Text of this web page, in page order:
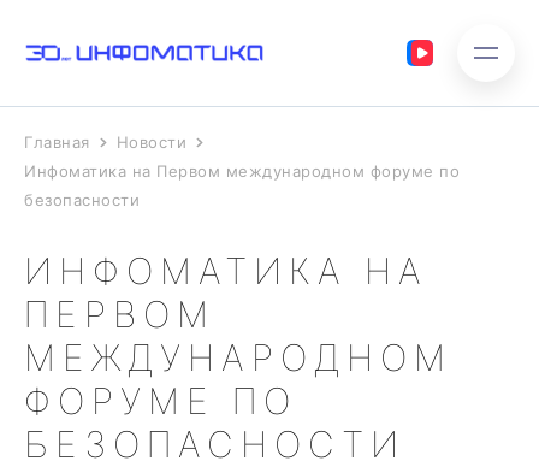
Главная
Новости
Инфоматика на Первом международном форуме по
безопасности
ИНФОМАТИКА НА
ПЕРВОМ
МЕЖДУНАРОДНОМ
ФОРУМЕ ПО
БЕЗОПАСНОСТИ